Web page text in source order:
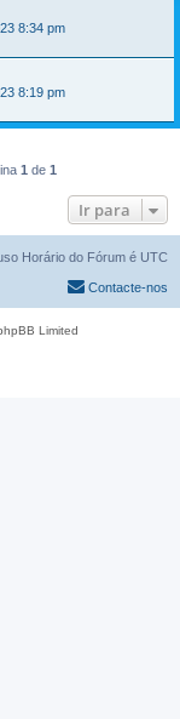
8:34 pm
8:19 pm
1 de 1
Ir para
Horário do Fórum é UTC
Contacte-nos
Limited